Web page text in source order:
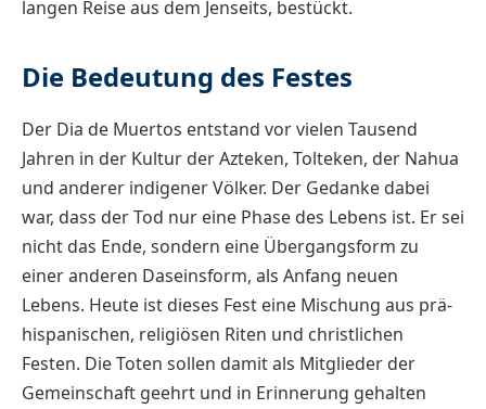
langen Reise aus dem Jenseits, bestückt.
Die Bedeutung des Festes
Der Dia de Muertos entstand vor vielen Tausend
Jahren in der Kultur der Azteken, Tolteken, der Nahua
und anderer indigener Völker. Der Gedanke dabei
war, dass der Tod nur eine Phase des Lebens ist. Er sei
nicht das Ende, sondern eine Übergangsform zu
einer anderen Daseinsform, als Anfang neuen
Lebens. Heute ist dieses Fest eine Mischung aus prä-
hispanischen, religiösen Riten und christlichen
Festen. Die Toten sollen damit als Mitglieder der
Gemeinschaft geehrt und in Erinnerung gehalten